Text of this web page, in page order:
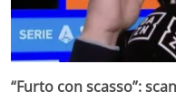
“Furto con scasso”: